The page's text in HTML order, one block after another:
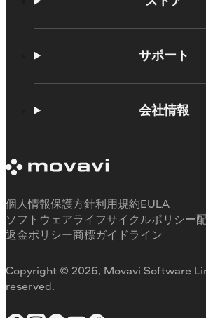
Mac製品
サポート
使い方
体験版の制約
払い戻し
会社情報
お客様の声
当社が選ばれる理由
Copyright © 2026, Movavi Software
reserved.
個人情報保護方針利用規約EULA
ソフトウェアライフサイクルポリシー
返金ポリシー商標ガイドライン